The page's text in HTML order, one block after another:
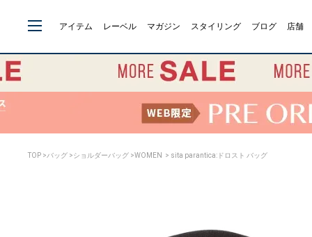
アイテム レーベル マガジン スタイリング ブログ 店舗
TOP >バッグ >ショルダーバッグ >WOMEN > sita parantica:ドロスト バッグ